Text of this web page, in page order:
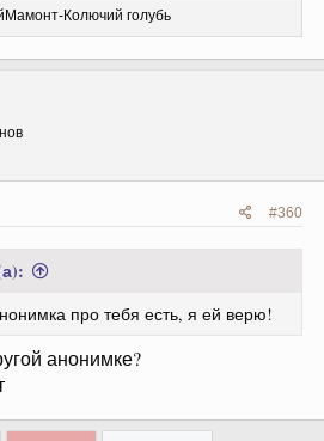
Колючий голубь
#360
про тебя есть, я ей верю!
анонимке?